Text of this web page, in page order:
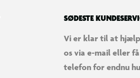
SØDESTE
Vi er klar til at
os via e-mail eller
telefon for endnu